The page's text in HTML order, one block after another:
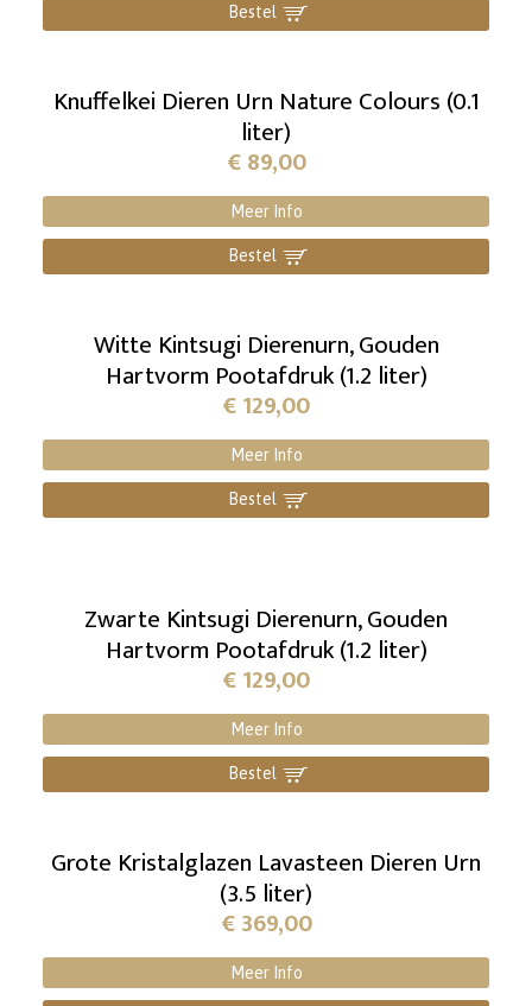
Bestel ]
Knuffelkei Dieren Urn Nature Colours (0.1
liter)
€89,00
Meer Info
Bestel ]
Witte Kintsugi Dierenurn, Gouden
Hartvorm Pootafdruk (1.2 liter)
€129,00
Meer Info
Bestel ]
Zwarte Kintsugi Dierenurn, Gouden
Hartvorm Pootafdruk (1.2 liter)
€129,00
Meer Info
Bestel ]
Grote Kristalglazen Lavasteen Dieren Urn
(3.5 liter)
€369,00
Meer Info